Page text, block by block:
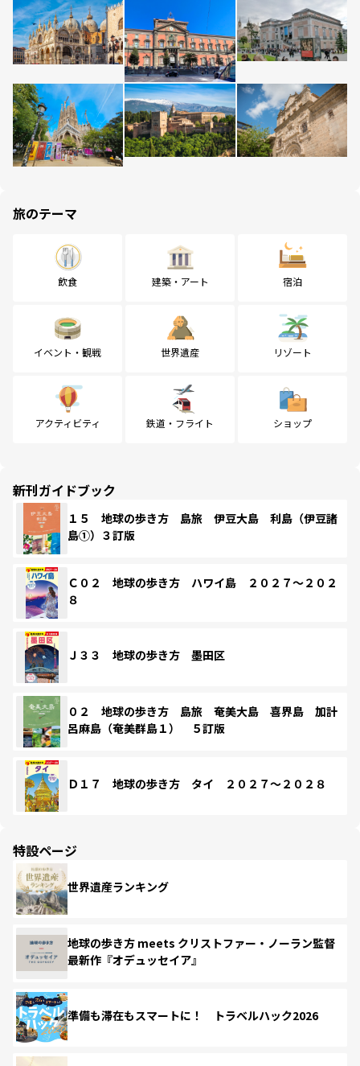
旅のテーマ
飲食 建築・アート 宿泊
イベント・観戦 世界遺産 リゾート
アクティビティ 鉄道・フライト ショップ
新刊ガイドブック
１５ 地球の歩き方 島旅 伊豆大島 利島（伊豆諸
島①）３訂版
Ｃ０２ 地球の歩き方 ハワイ島 ２０２７～２０２
８
Ｊ３３ 地球の歩き方 墨田区
０２ 地球の歩き方 島旅 奄美大島 喜界島 加計
呂麻島（奄美群島１） ５訂版
Ｄ１７ 地球の歩き方 タイ ２０２７～２０２８
特設ページ
世界遺産ランキング
地球の歩き方 meets クリストファー・ノーラン監督
最新作『オデュッセイア』
準備も滞在もスマートに！ トラベルハック2026